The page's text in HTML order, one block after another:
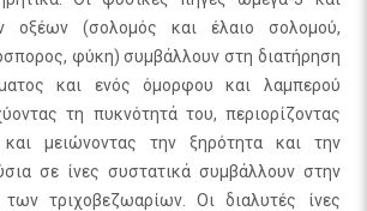
οξέων (σολομός και έλαιο σολομού,
φύκη) συμβάλλουν στη διατήρηση
και ενός όμορφου και λαμπερού
τη πυκνότητά του, περιορίζοντας
μειώνοντας την ξηρότητα και την
σε ίνες συστατικά συμβάλλουν στην
τριχοβεζωαρίων. Οι διαλυτές ίνες